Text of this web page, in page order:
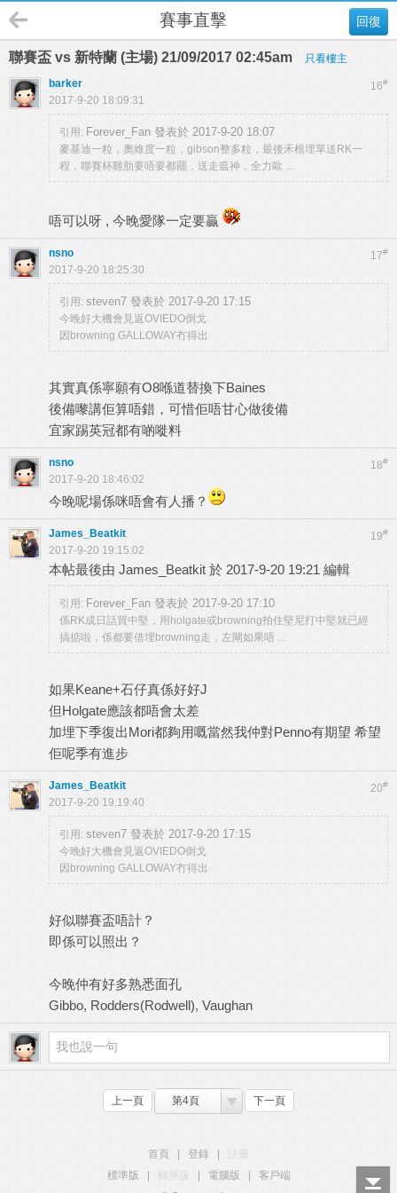
回復
賽事直擊
聯賽盃 vs 新特蘭 (主場) 21/09/2017 02:45am 只看樓主
16#
barker
2017-9-20 18:09:31
引用: Forever_Fan 發表於 2017-9-20 18:07
麥基迪一粒，奧維度一粒，gibson整多粒，最後禾根埋單送RK一
程，聯賽杯雞肋要唔要都罷，送走瘟神，全力歐 ...
唔可以呀 , 今晚愛隊一定要贏
17#
nsno
2017-9-20 18:25:30
引用: steven7 發表於 2017-9-20 17:15
今晚好大機會見返OVIEDO倒戈
因browning GALLOWAY冇得出
其實真係寧願有O8喺道替換下Baines
後備嚟講佢算唔錯，可惜佢唔甘心做後備
宜家踢英冠都有啲嘥料
18#
nsno
2017-9-20 18:46:02
今晚呢場係咪唔會有人播？
19#
James_Beatkit
2017-9-20 19:15:02
本帖最後由 James_Beatkit 於 2017-9-20 19:21 編輯
引用: Forever_Fan 發表於 2017-9-20 17:10
係RK成日話買中堅，用holgate或browning拍住堅尼打中堅就已經
搞掂啦，係都要借埋browning走，左閘如果唔 ...
如果Keane+石仔真係好好J
但Holgate應該都唔會太差
加埋下季復出Mori都夠用嘅當然我仲對Penno有期望 希望
佢呢季有進步
20#
James_Beatkit
2017-9-20 19:19:40
引用: steven7 發表於 2017-9-20 17:15
今晚好大機會見返OVIEDO倒戈
因browning GALLOWAY冇得出
好似聯賽盃唔計？
即係可以照出？
今晚仲有好多熟悉面孔
Gibbo, Rodders(Rodwell), Vaughan
上一頁 第4頁 下一頁
首頁 登錄
標準版
觸屏版 電腦版
客戶端